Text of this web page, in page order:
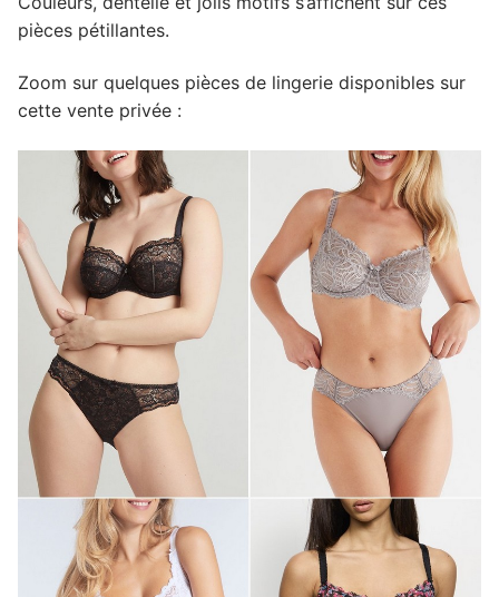
pièces pétillantes.
Zoom sur quelques pièces de lingerie disponibles sur
cette vente privée :